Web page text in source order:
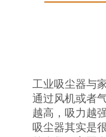
工业吸尘器与
通过风机或者
越高，吸力越
吸尘器其实是